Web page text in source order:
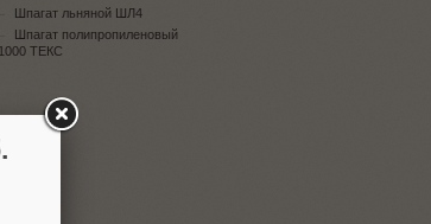
Шпагат льняной ШЛ4
Шпагат полипропиленовый
1000 ТЕКС